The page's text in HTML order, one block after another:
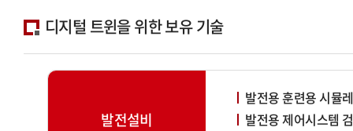
디지털 트윈을 위한 보유 기술
발전설비
발전용 훈련용 시뮬
발전용 제어시스템